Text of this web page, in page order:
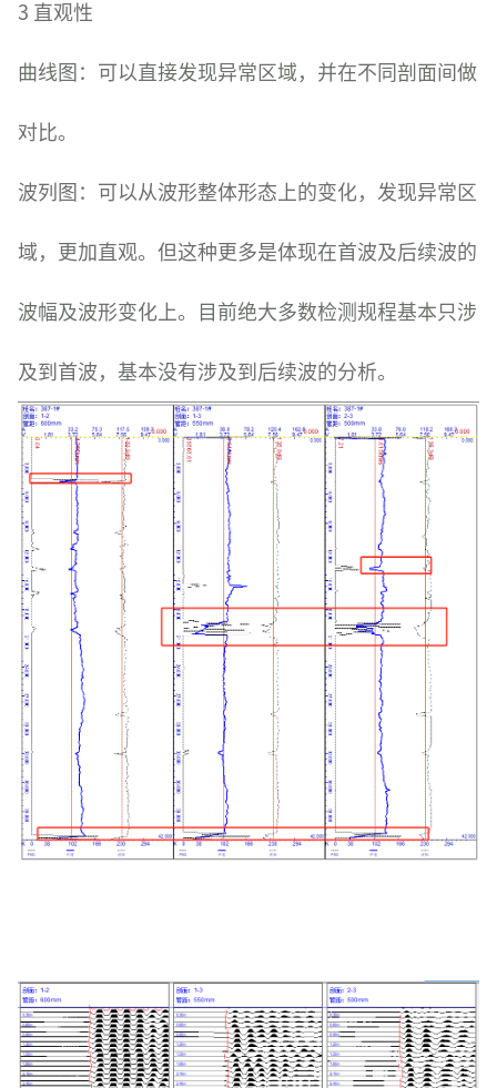
3 直观性
曲线图：可以直接发现异常区域，并在不同剖面间做
对比。
波列图：可以从波形整体形态上的变化，发现异常区
域，更加直观。但这种更多是体现在首波及后续波的
波幅及波形变化上。目前绝大多数检测规程基本只涉
及到首波，基本没有涉及到后续波的分析。